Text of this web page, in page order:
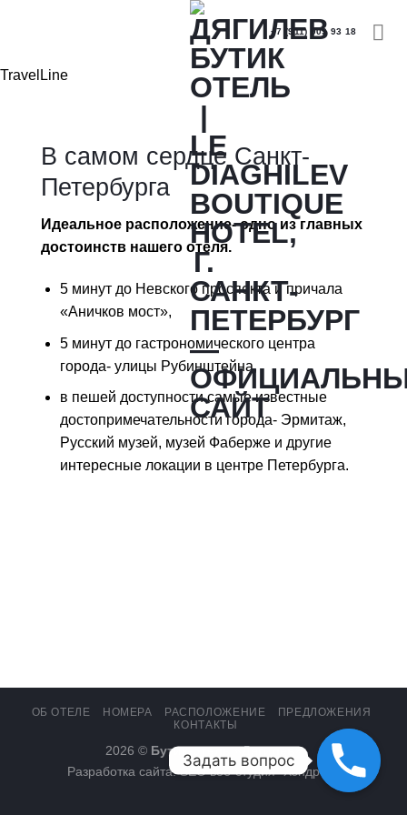
+7 (911) 909 93 18
TravelLine
В самом сердце Санкт-
Петербурга
Идеальное расположение- одно из главных
достоинств нашего отеля.
5 минут до Невского проспекта и причала
«Аничков мост»,
5 минут до гастрономического центра
города- улицы Рубинштейна,
в пешей доступности самые известные
достопримечательности города- Эрмитаж,
Русский музей, музей Фаберже и другие
интересные локации в центре Петербурга.
ОБ ОТЕЛЕ НОМЕРА РАСПОЛОЖЕНИЕ
ПРЕДЛОЖЕНИЯ
КОНТАКТЫ
2026 © Бутик-отель «Дягилев»
Разработка сайта: SEO веб-студия "Хэндрег".
Задать вопрос